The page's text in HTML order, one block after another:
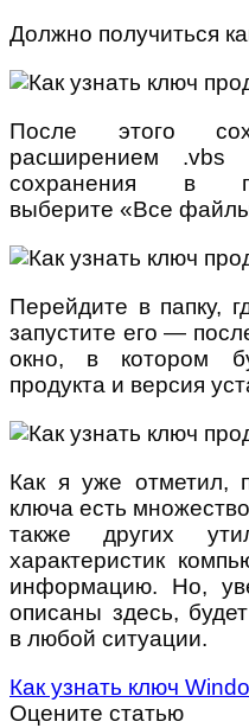
Должно получиться
После этого
расширением .vbs
сохранения в
выберите «Все
Перейдите в папку,
запустите его —
окно, в котором
продукта и версия
Как я уже отметил,
ключа есть
также других
характеристик
информацию. Но,
описаны здесь,
в любой ситуации.
Как узнать ключ
Оцените статью